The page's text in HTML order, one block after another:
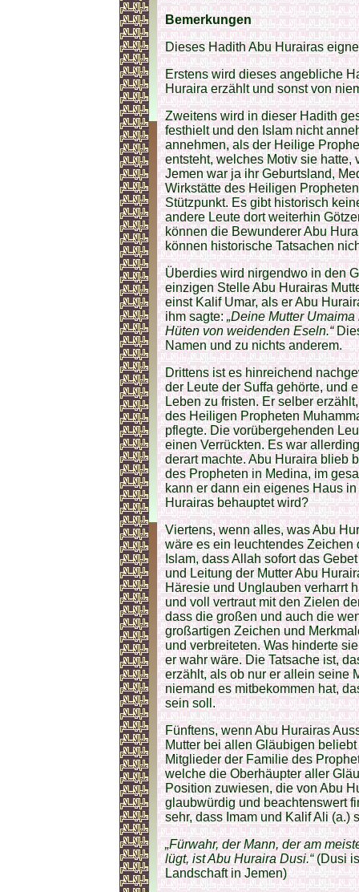
Bemerkungen
Dieses Hadith Abu Hurairas
Erstens wird dieses angebliche
Huraira erzählt und sonst von
Zweitens wird in dieser Hadith
festhielt und den Islam nicht
annehmen, als der Heilige
entsteht, welches Motiv sie
Jemen war ja ihr Geburtsland,
Wirkstätte des Heiligen
Stützpunkt. Es gibt historisch
andere Leute dort weiterhin
können die Bewunderer Abu
können historische Tatsachen
Überdies wird nirgendwo in den
einzigen Stelle Abu Hurairas
einst Kalif Umar, als er Abu
ihm sagte:„Deine Mutter
Hüten von weidenden Eseln.“
Namen und zu nichts anderem.
Drittens ist es hinreichend
der Leute der Suffa gehörte, und
Leben zu fristen. Er selber
des Heiligen Propheten
pflegte. Die vorübergehenden
einen Verrückten. Es war
derart machte. Abu Huraira blieb
des Propheten in Medina, im
kann er dann ein eigenes Haus
Hurairas behauptet wird?
Viertens, wenn alles, was Abu
wäre es ein leuchtendes Zeichen
Islam, dass Allah sofort das
und Leitung der Mutter Abu
Häresie und Unglauben verharrt
und voll vertraut mit den Zielen
dass die großen und auch die
großartigen Zeichen und
und verbreiteten. Was hinderte
er wahr wäre. Die Tatsache ist,
erzählt, als ob nur er allein seine
niemand es mitbekommen hat,
sein soll.
Fünftens, wenn Abu Hurairas
Mutter bei allen Gläubigen
Mitglieder der Familie des
welche die Oberhäupter aller
Position zuwiesen, die von Abu
glaubwürdig und beachtenswert
sehr, dass Imam und Kalif Ali (a.)
„Fürwahr, der Mann, der am
lügt, ist Abu Huraira Dusi.“(Dusi
Landschaft in Jemen)